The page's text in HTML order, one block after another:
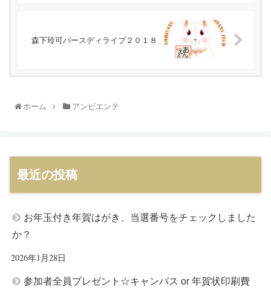
森下玲可バースディライブ２０１８
ホーム アンビエンテ
最近の投稿
お年玉付き年賀はがき、当選番号をチェックしました
か？
2026年1月28日
参加者全員プレゼント☆キャンバス or 年賀状印刷費